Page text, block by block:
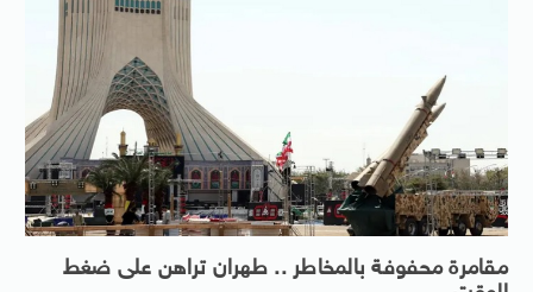
مقامرة محفوفة بالمخاطر .. طهران تراهن على ضغط